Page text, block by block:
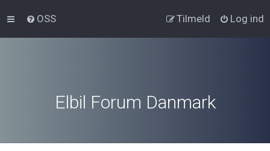
OSS Log ind
Tilmeld
Elbil Forum Danmark